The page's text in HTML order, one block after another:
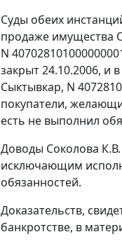
Суды обеих
продаже имущества
N
закрыт 24.10.2006, и
Сыктывкар, N
покупатели,
есть не выполнил
Доводы Соколова К.В.
исключающим
обязанностей.
Доказательств,
банкротстве, в